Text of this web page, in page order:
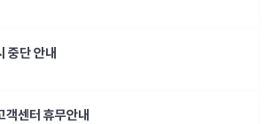
중단 안내
센터 휴무안내